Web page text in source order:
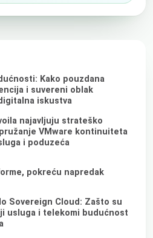
Kako pouzdana
i suvereni oblak
iskustva
najavljuju strateško
VMware kontinuiteta
i poduzeća
pokreću napredak
Sovereign Cloud: Zašto su
usluga i telekomi budućnost